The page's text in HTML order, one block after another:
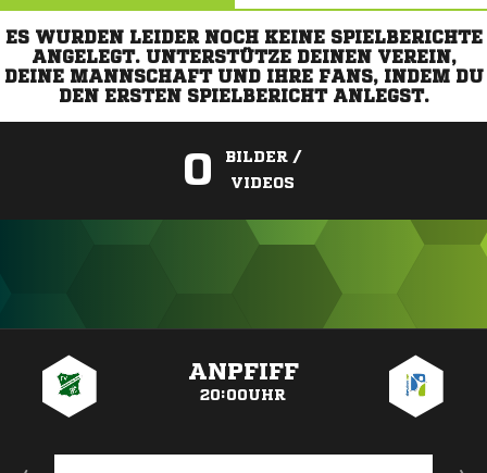
ES WURDEN LEIDER NOCH KEINE SPIELBERICHTE
ANGELEGT. UNTERSTÜTZE DEINEN VEREIN,
DEINE MANNSCHAFT UND IHRE FANS, INDEM DU
DEN ERSTEN SPIELBERICHT ANLEGST.
0
BILDER /
VIDEOS
ANPFIFF
20:00UHR